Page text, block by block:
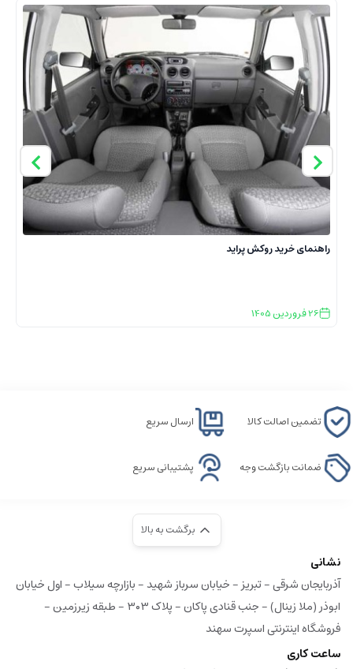
راهنمای خرید روکش پراید
26فروردین1405
تضمین اصالت کالا ارسال سریع
ضمانت بازگشت وجه پشتیبانی سریع
برگشت به بالا
نشانی
آذربایجان شرقی - تبریز - خیابان سرباز شهید - بازارچه سیلاب - اول خیابان
ابوذر (ملا زینال) - جنب قنادی پاکان - پلاک ۳۰۳ - طبقه زیرزمین -
فروشگاه اینترنتی اسپرت سهند
ساعت کاری